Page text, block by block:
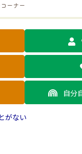
ーナー
自分
ン
がない